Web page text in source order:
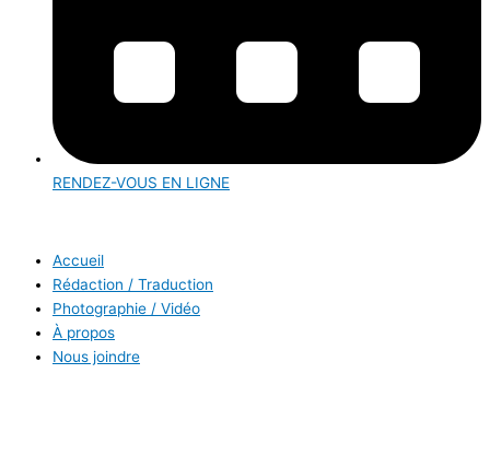
RENDEZ-VOUS EN LIGNE
Accueil
Rédaction / Traduction
Photographie / Vidéo
À propos
Nous joindre